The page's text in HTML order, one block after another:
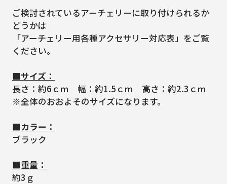
ご検討されているアーチェリーに取り付けられるか
どうかは
「アーチェリー用各種アクセサリー対応表」をご覧
ください。
■サイズ：
長さ：約6ｃｍ 幅：約1.5ｃｍ 高さ：約2.3ｃｍ
※全体のおおよそのサイズになります。
■カラー：
ブラック
■重量：
約3ｇ